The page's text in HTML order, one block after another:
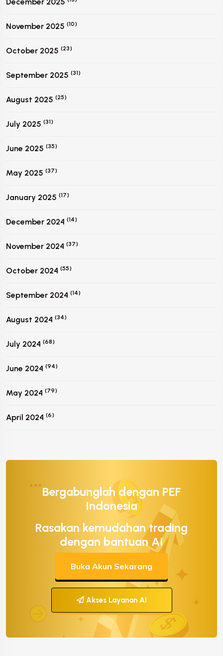
November 2025 (10)
October 2025 (23)
September 2025 (31)
August 2025 (25)
July 2025 (31)
June 2025 (35)
May 2025 (37)
January 2025 (17)
December 2024 (14)
November 2024 (37)
October 2024 (55)
September 2024 (14)
August 2024 (34)
July 2024 (68)
June 2024 (94)
May 2024 (79)
April 2024 (6)
Bergabunglah dengan PEF
Indonesia
Rasakan kemudahan trading
dengan bantuan AI
Buka Akun Sekarang
Akses Layanan AI